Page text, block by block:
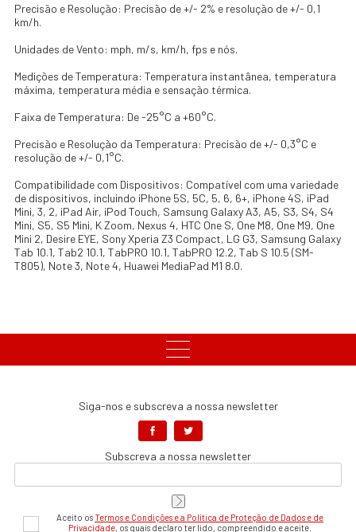
Precisão e Resolução: Precisão de +/- 2% e resolução de +/- 0,1
km/h.
Unidades de Vento: mph, m/s, km/h, fps e nós.
Medições de Temperatura: Temperatura instantânea, temperatura
máxima, temperatura média e sensação térmica.
Faixa de Temperatura: De -25°C a +60°C.
Precisão e Resolução da Temperatura: Precisão de +/- 0,3°C e
resolução de +/- 0,1°C.
Compatibilidade com Dispositivos: Compatível com uma variedade
de dispositivos, incluindo iPhone 5S, 5C, 5, 6, 6+, iPhone 4S, iPad
Mini, 3, 2, iPad Air, iPod Touch, Samsung Galaxy A3, A5, S3, S4, S4
Mini, S5, S5 Mini, K Zoom, Nexus 4, HTC One S, One M8, One M9, One
Mini 2, Desire EYE, Sony Xperia Z3 Compact, LG G3, Samsung Galaxy
Tab 10.1, Tab2 10.1, TabPRO 10.1, TabPRO 12.2, Tab S 10.5 (SM-
T805), Note 3, Note 4, Huawei MediaPad M1 8.0.
Siga-nos e subscreva a nossa newsletter
Subscreva a nossa newsletter
Aceito osTermos e Condições e a Política de Proteção de Dados e de
Privacidade, os quais declaro ter lido, compreendido e aceite.